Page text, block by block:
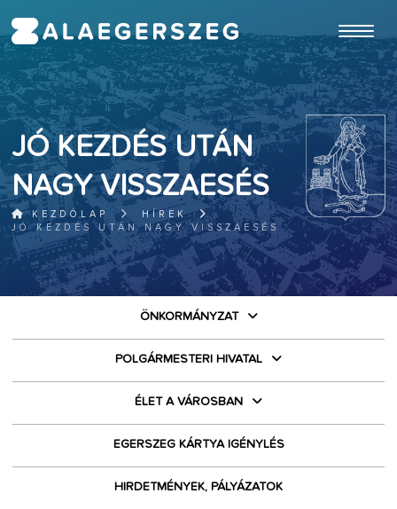
JÓ KEZDÉS UTÁN
NAGY VISSZAESÉS
KEZDŐLAP
HÍREK
JÓ KEZDÉS UTÁN NAGY VISSZAESÉS
ÖNKORMÁNYZAT
POLGÁRMESTERI HIVATAL
ÉLET A VÁROSBAN
EGERSZEG KÁRTYA IGÉNYLÉS
HIRDETMÉNYEK, PÁLYÁZATOK